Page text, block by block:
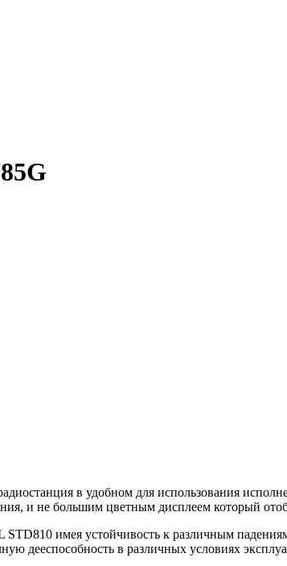
в удобном для использования
и не большим цветным дисплеем который
STD810 имея устойчивость к различным
дееспособность в различных условиях